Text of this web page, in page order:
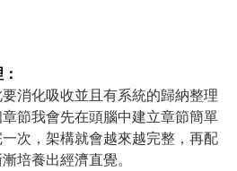
消化吸收並且有系統的歸納整理
節我會先在頭腦中建立章節簡單
次，架構就會越來越完整，再配
培養出經濟直覺。